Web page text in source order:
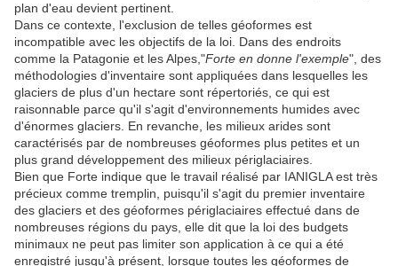
plan d'eau devient pertinent.
Dans ce contexte, l'exclusion de telles géoformes est
incompatible avec les objectifs de la loi. Dans des endroits
comme la Patagonie et les Alpes,"Forte en donne l'exemple", des
méthodologies d'inventaire sont appliquées dans lesquelles les
glaciers de plus d'un hectare sont répertoriés, ce qui est
raisonnable parce qu'il s'agit d'environnements humides avec
d'énormes glaciers. En revanche, les milieux arides sont
caractérisés par de nombreuses géoformes plus petites et un
plus grand développement des milieux périglaciaires.
Bien que Forte indique que le travail réalisé par IANIGLA est très
précieux comme tremplin, puisqu'il s'agit du premier inventaire
des glaciers et des géoformes périglaciaires effectué dans de
nombreuses régions du pays, elle dit que la loi des budgets
minimaux ne peut pas limiter son application à ce qui a été
enregistré jusqu'à présent, lorsque toutes les géoformes de